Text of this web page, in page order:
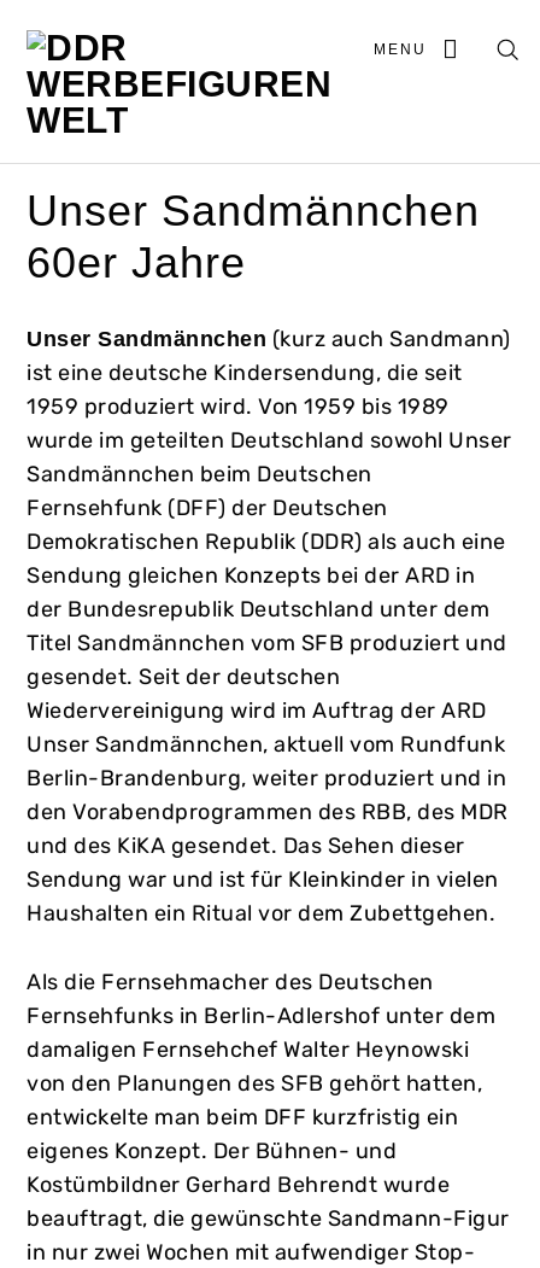
MENU
Unser Sandmännchen
60er Jahre
Unser Sandmännchen (kurz auch Sandmann)
ist eine deutsche Kindersendung, die seit
1959 produziert wird. Von 1959 bis 1989
wurde im geteilten Deutschland sowohl Unser
Sandmännchen beim Deutschen
Fernsehfunk (DFF) der Deutschen
Demokratischen Republik (DDR) als auch eine
Sendung gleichen Konzepts bei der ARD in
der Bundesrepublik Deutschland unter dem
Titel Sandmännchen vom SFB produziert und
gesendet. Seit der deutschen
Wiedervereinigung wird im Auftrag der ARD
Unser Sandmännchen, aktuell vom Rundfunk
Berlin-Brandenburg, weiter produziert und in
den Vorabendprogrammen des RBB, des MDR
und des KiKA gesendet. Das Sehen dieser
Sendung war und ist für Kleinkinder in vielen
Haushalten ein Ritual vor dem Zubettgehen.
Als die Fernsehmacher des Deutschen
Fernsehfunks in Berlin-Adlershof unter dem
damaligen Fernsehchef Walter Heynowski
von den Planungen des SFB gehört hatten,
entwickelte man beim DFF kurzfristig ein
eigenes Konzept. Der Bühnen- und
Kostümbildner Gerhard Behrendt wurde
beauftragt, die gewünschte Sandmann-Figur
in nur zwei Wochen mit aufwendiger Stop-